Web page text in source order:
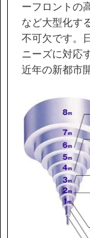
ーフロントの
など大型化す
不可欠です。
ニーズに対応
近年の新都市